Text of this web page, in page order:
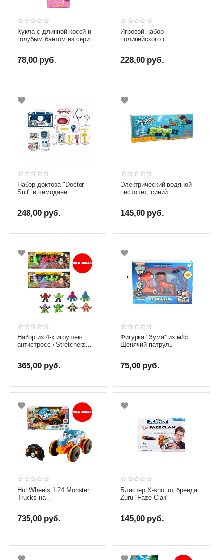
Кукла с длинной косой и
голубым бантом из серии
78,00 руб.
Игровой набор
полицейского с
228,00 руб.
Набор доктора "Doctor
Suit" в чемодане
248,00 руб.
Электрический водяной
пистолет, синий
145,00 руб.
Набор из 4-х игрушек-
антистресс «Stretcherz
365,00 руб.
Фигурка "Зума" из м/ф
Щенячий патруль
75,00 руб.
Hot Wheels 1:24 Monster
Trucks на
735,00 руб.
Бластер X-shot от бренда
Zuru "Faze Clan"
145,00 руб.